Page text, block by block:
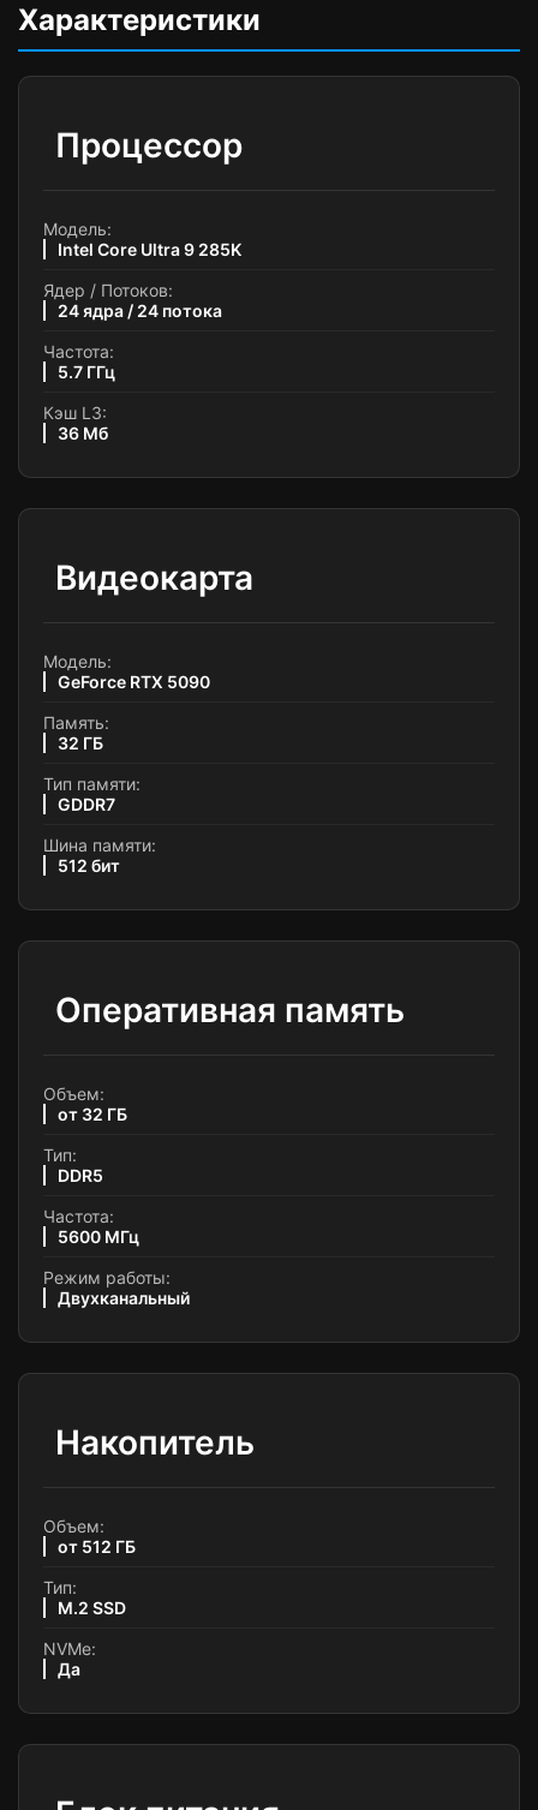
Характеристики
Процессор
Модель:
Intel Core Ultra 9 285K
Ядер / Потоков:
24 ядра / 24 потока
Частота:
5.7 ГГц
Кэш L3:
36 Мб
Видеокарта
Модель:
GeForce RTX 5090
Память:
32 ГБ
Тип памяти:
GDDR7
Шина памяти:
512 бит
Оперативная память
Объем:
от 32 ГБ
Тип:
DDR5
Частота:
5600 МГц
Режим работы:
Двухканальный
Накопитель
Объем:
от 512 ГБ
Тип:
M.2 SSD
NVMe:
Да